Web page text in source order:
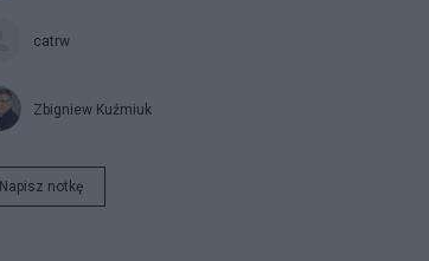
catrw
Zbigniew Kuźmiuk
Napisz notkę